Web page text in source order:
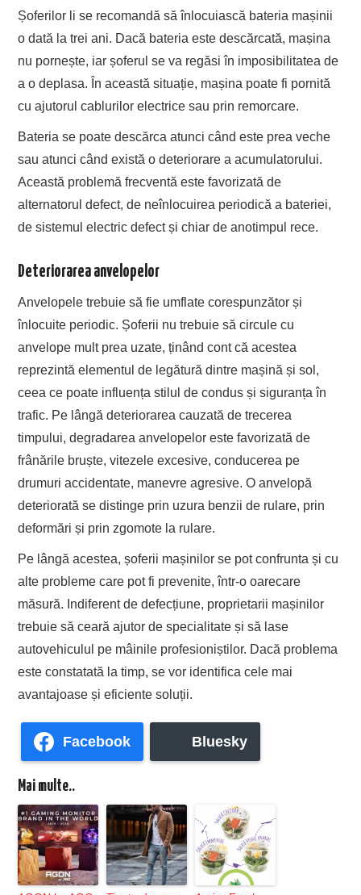
Șoferilor li se recomandă să înlocuiască bateria mașinii
o dată la trei ani. Dacă bateria este descărcată, mașina
nu pornește, iar șoferul se va regăsi în imposibilitatea de
a o deplasa. În această situație, mașina poate fi pornită
cu ajutorul cablurilor electrice sau prin remorcare.
Bateria se poate descărca atunci când este prea veche
sau atunci când există o deteriorare a acumulatorului.
Această problemă frecventă este favorizată de
alternatorul defect, de neînlocuirea periodică a bateriei,
de sistemul electric defect și chiar de anotimpul rece.
Deteriorarea anvelopelor
Anvelopele trebuie să fie umflate corespunzător și
înlocuite periodic. Șoferii nu trebuie să circule cu
anvelope mult prea uzate, ținând cont că acestea
reprezintă elementul de legătură dintre mașină și sol,
ceea ce poate influența stilul de condus și siguranța în
trafic. Pe lângă deteriorarea cauzată de trecerea
timpului, degradarea anvelopelor este favorizată de
frânările bruște, vitezele excesive, conducerea pe
drumuri accidentate, manevre agresive. O anvelopă
deteriorată se distinge prin uzura benzii de rulare, prin
deformări și prin zgomote la rulare.
Pe lângă acestea, șoferii mașinilor se pot confrunta și cu
alte probleme care pot fi prevenite, într-o oarecare
măsură. Indiferent de defecțiune, proprietarii mașinilor
trebuie să ceară ajutor de specialitate și să lase
autovehiculul pe mâinile profesioniștilor. Dacă problema
este constatată la timp, se vor identifica cele mai
avantajoase și eficiente soluții.
Facebook Bluesky
Mai multe..